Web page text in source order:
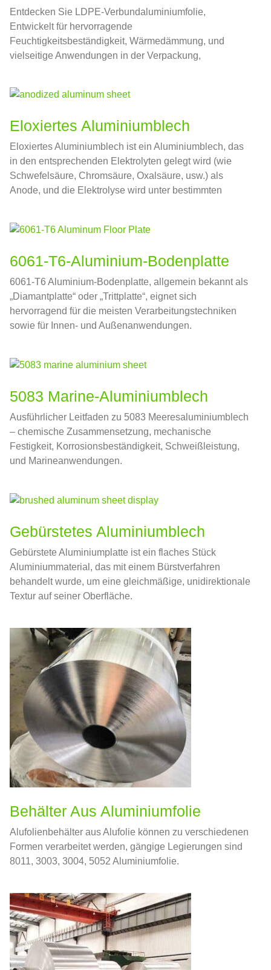
Entdecken Sie LDPE-Verbundaluminiumfolie,
Entwickelt für hervorragende
Feuchtigkeitsbeständigkeit, Wärmedämmung, und
vielseitige Anwendungen in der Verpackung,
Eloxiertes Aluminiumblech
Eloxiertes Aluminiumblech ist ein Aluminiumblech, das
in den entsprechenden Elektrolyten gelegt wird (wie
Schwefelsäure, Chromsäure, Oxalsäure, usw.) als
Anode, und die Elektrolyse wird unter bestimmten
6061-T6-Aluminium-Bodenplatte
6061-T6 Aluminium-Bodenplatte, allgemein bekannt als
„Diamantplatte“ oder „Trittplatte“, eignet sich
hervorragend für die meisten Verarbeitungstechniken
sowie für Innen- und Außenanwendungen.
5083 Marine-Aluminiumblech
Ausführlicher Leitfaden zu 5083 Meeresaluminiumblech
– chemische Zusammensetzung, mechanische
Festigkeit, Korrosionsbeständigkeit, Schweißleistung,
und Marineanwendungen.
Gebürstetes Aluminiumblech
Gebürstete Aluminiumplatte ist ein flaches Stück
Aluminiummaterial, das mit einem Bürstverfahren
behandelt wurde, um eine gleichmäßige, unidirektionale
Textur auf seiner Oberfläche.
Behälter Aus Aluminiumfolie
Alufolienbehälter aus Alufolie können zu verschiedenen
Formen verarbeitet werden, gängige Legierungen sind
8011, 3003, 3004, 5052 Aluminiumfolie.